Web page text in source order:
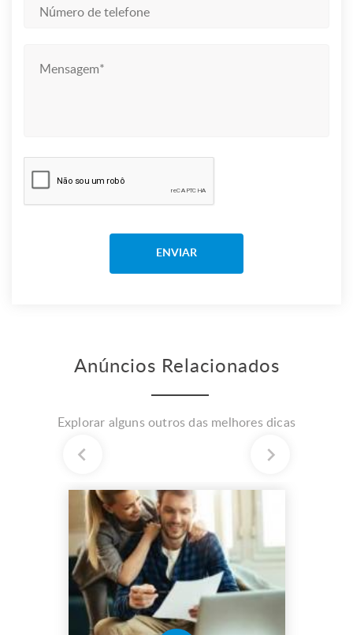
Anúncios Relacionados
Explorar alguns outros das melhores dicas